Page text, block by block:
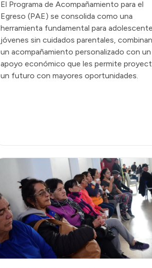
El Programa de Acompañamiento para el
Egreso (PAE) se consolida como una
herramienta fundamental para
jóvenes sin cuidados parentales,
un acompañamiento personalizado con un
apoyo económico que les permite
un futuro con mayores oportunidades.